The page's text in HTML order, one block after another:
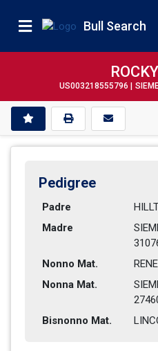
Bull Search
US003218555796 |
Pedigree
Padre
Madre
Nonno Mat.
Nonna Mat.
Bisnonno Mat.